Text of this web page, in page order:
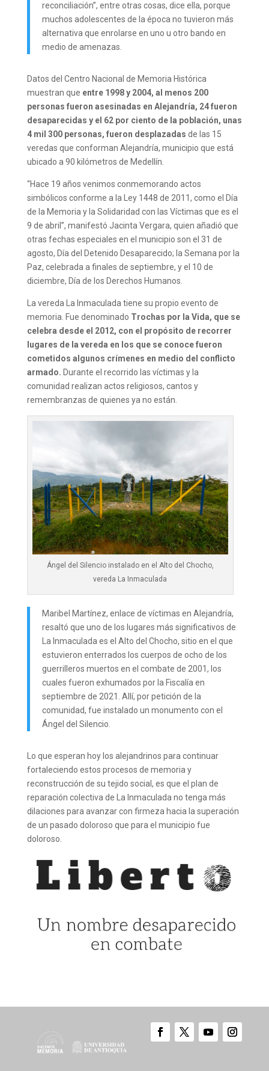
reconciliación”, entre otras cosas, dice ella, porque
muchos adolescentes de la época no tuvieron más
alternativa que enrolarse en uno u otro bando en
medio de amenazas.
Datos del Centro Nacional de Memoria Histórica
muestran que entre 1998 y 2004, al menos 200
personas fueron asesinadas en Alejandría, 24 fueron
desaparecidas y el 62 por ciento de la población, unas
4 mil 300 personas, fueron desplazadas de las 15
veredas que conforman Alejandría, municipio que está
ubicado a 90 kilómetros de Medellín.
“Hace 19 años venimos conmemorando actos
simbólicos conforme a la Ley 1448 de 2011, como el Día
de la Memoria y la Solidaridad con las Víctimas que es el
9 de abril”, manifestó Jacinta Vergara, quien añadió que
otras fechas especiales en el municipio son el 31 de
agosto, Día del Detenido Desaparecido; la Semana por la
Paz, celebrada a finales de septiembre, y el 10 de
diciembre, Día de los Derechos Humanos.
La vereda La Inmaculada tiene su propio evento de
memoria. Fue denominado Trochas por la Vida, que se
celebra desde el 2012, con el propósito de recorrer
lugares de la vereda en los que se conoce fueron
cometidos algunos crímenes en medio del conflicto
armado. Durante el recorrido las víctimas y la
comunidad realizan actos religiosos, cantos y
remembranzas de quienes ya no están.
Ángel del Silencio instalado en el Alto del Chocho,
vereda La Inmaculada
Maribel Martínez, enlace de víctimas en Alejandría,
resaltó que uno de los lugares más significativos de
La Inmaculada es el Alto del Chocho, sitio en el que
estuvieron enterrados los cuerpos de ocho de los
guerrilleros muertos en el combate de 2001, los
cuales fueron exhumados por la Fiscalía en
septiembre de 2021. Allí, por petición de la
comunidad, fue instalado un monumento con el
Ángel del Silencio.
Lo que esperan hoy los alejandrinos para continuar
fortaleciendo estos procesos de memoria y
reconstrucción de su tejido social, es que el plan de
reparación colectiva de La Inmaculada no tenga más
dilaciones para avanzar con firmeza hacia la superación
de un pasado doloroso que para el municipio fue
doloroso.